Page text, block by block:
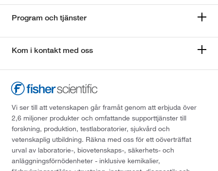
Program och tjänster
Kom i kontakt med oss
Vi ser till att vetenskapen går framåt genom att erbjuda över
2,6 miljoner produkter och omfattande supporttjänster till
forskning, produktion, testlaboratorier, sjukvård och
vetenskaplig utbildning. Räkna med oss för ett oöverträffat
urval av laboratorie-, biovetenskaps-, säkerhets- och
anläggningsförnödenheter - inklusive kemikalier,